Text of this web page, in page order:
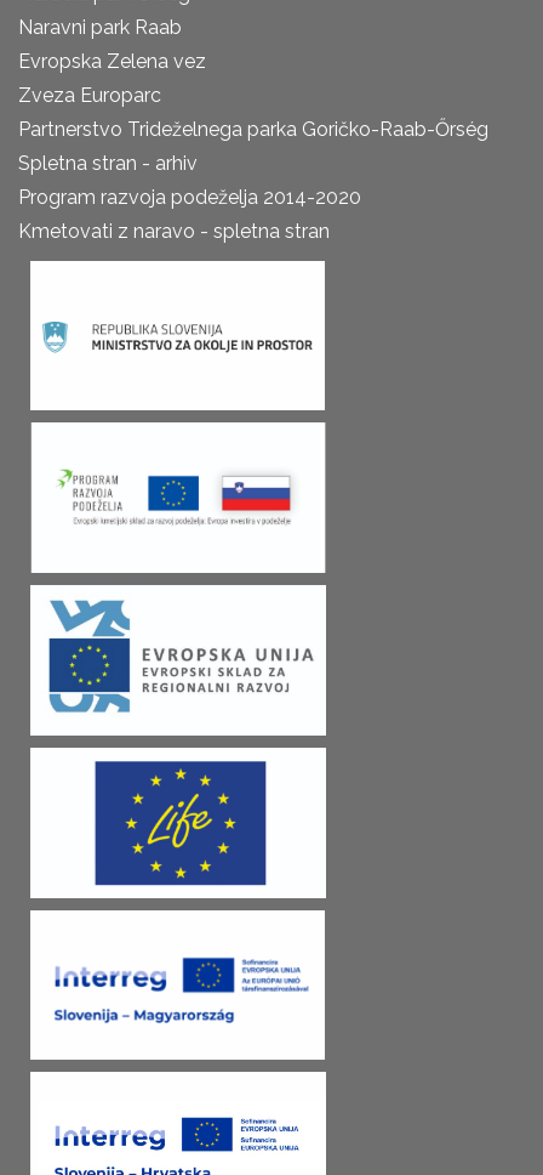
Naravni park Raab
Evropska Zelena vez
Zveza Europarc
Partnerstvo Trideželnega parka Goričko-Raab-Őrség
Spletna stran - arhiv
Program razvoja podeželja 2014-2020
Kmetovati z naravo - spletna stran